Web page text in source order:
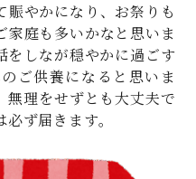
やかになり、お祭りも
家庭も多いかなと思いま
をしなが穏やかに過ごす
ご供養になると思いま
無理をせずとも大丈夫で
ず届きます。